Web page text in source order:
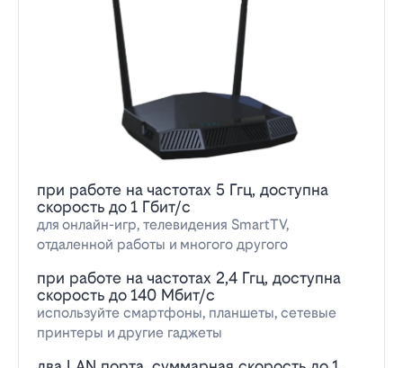
при работе на частотах 5 Ггц, доступна
скорость до 1 Гбит/с
для онлайн-игр, телевидения SmartTV,
отдаленной работы и многого другого
при работе на частотах 2,4 Ггц, доступна
скорость до 140 Мбит/с
используйте смартфоны, планшеты, сетевые
принтеры и другие гаджеты